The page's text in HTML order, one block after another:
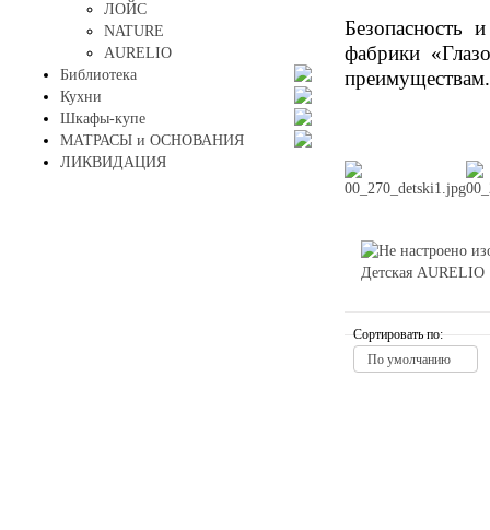
Безопасность
фабрики
преимуществам.
Детская AURELIO
Сортировать по:
По умолчанию
ЛОЙС
NATURE
AURELIO
Библиотека
Кухни
Шкафы-купе
МАТРАСЫ и ОСНОВАНИЯ
ЛИКВИДАЦИЯ